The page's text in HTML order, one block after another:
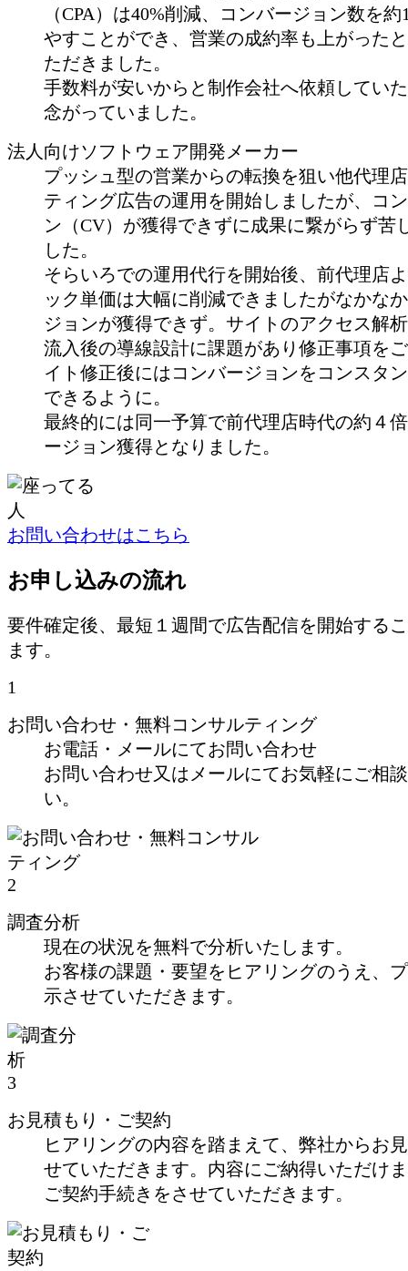
（CPA）は40%削減、コンバージョン数を約
やすことができ、営業の成約率も上がった
ただきました。
手数料が安いからと制作会社へ依頼してい
念がっていました。
法人向けソフトウェア開発メーカー
プッシュ型の営業からの転換を狙い他代理
ティング広告の運用を開始しましたが、コ
ン（CV）が獲得できずに成果に繋がらず苦
した。
そらいろでの運用代行を開始後、前代理店
ック単価は大幅に削減できましたがなかな
ジョンが獲得できず。サイトのアクセス解
流入後の導線設計に課題があり修正事項を
イト修正後にはコンバージョンをコンスタ
できるように。
最終的には同一予算で前代理店時代の約４
ージョン獲得となりました。
お問い合わせはこちら
お申し込みの流れ
要件確定後、最短１週間で広告配信を開始する
ます。
1
お問い合わせ・無料コンサルティング
お電話・メールにてお問い合わせ
お問い合わせ又はメールにてお気軽にご相
い。
2
調査分析
現在の状況を無料で分析いたします。
お客様の課題・要望をヒアリングのうえ、
示させていただきます。
3
お見積もり・ご契約
ヒアリングの内容を踏まえて、弊社からお
せていただきます。内容にご納得いただけ
ご契約手続きをさせていただきます。